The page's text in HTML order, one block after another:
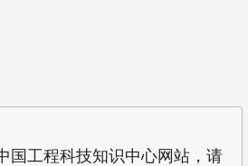
国工程科技知识中心网站，请